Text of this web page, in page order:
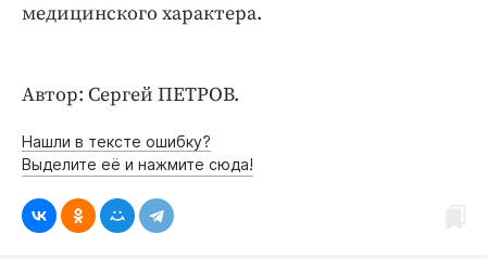
медицинского характера.
Автор: Сергей ПЕТРОВ.
Нашли в тексте ошибку?
Выделите её и нажмите сюда!